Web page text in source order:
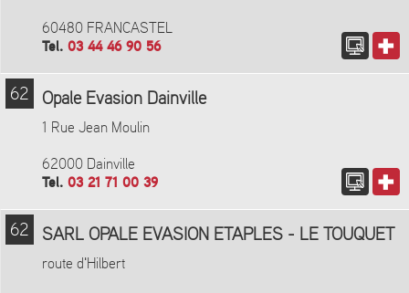
60480 FRANCASTEL
Tel. 03 44 46 90 56
62 Opale Evasion Dainville
1 Rue Jean Moulin
62000 Dainville
Tel. 03 21 71 00 39
62 SARL OPALE EVASION ETAPLES - LE TOUQUET
route d'Hilbert